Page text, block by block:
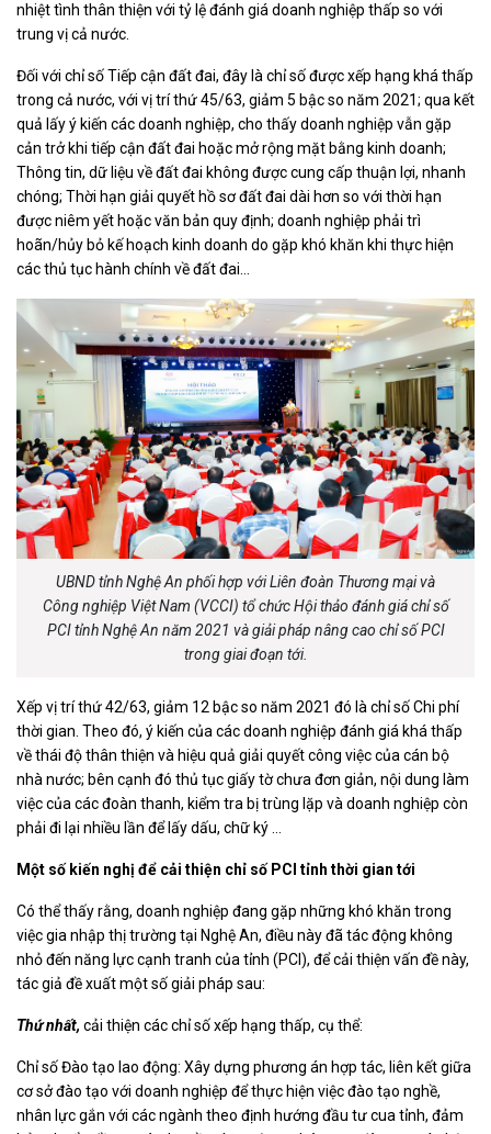
nhiệt tình thân thiện với tỷ lệ đánh giá doanh nghiệp thấp so với
trung vị cả nước.
Đối với chỉ số Tiếp cận đất đai, đây là chỉ số được xếp hạng khá thấp
trong cả nước, với vị trí thứ 45/63, giảm 5 bậc so năm 2021; qua kết
quả lấy ý kiến các doanh nghiệp, cho thấy doanh nghiệp vẫn gặp
cản trở khi tiếp cận đất đai hoặc mở rộng mặt bằng kinh doanh;
Thông tin, dữ liệu về đất đai không được cung cấp thuận lợi, nhanh
chóng; Thời hạn giải quyết hồ sơ đất đai dài hơn so với thời hạn
được niêm yết hoặc văn bản quy định; doanh nghiệp phải trì
hoãn/hủy bỏ kế hoạch kinh doanh do gặp khó khăn khi thực hiện
các thủ tục hành chính về đất đai…
UBND tỉnh Nghệ An phối hợp với Liên đoàn Thương mại và
Công nghiệp Việt Nam (VCCI) tổ chức Hội thảo đánh giá chỉ số
PCI tỉnh Nghệ An năm 2021 và giải pháp nâng cao chỉ số PCI
trong giai đoạn tới.
Xếp vị trí thứ 42/63, giảm 12 bậc so năm 2021 đó là chỉ số Chi phí
thời gian. Theo đó, ý kiến của các doanh nghiệp đánh giá khá thấp
về thái độ thân thiện và hiệu quả giải quyết công việc của cán bộ
nhà nước; bên cạnh đó thủ tục giấy tờ chưa đơn giản, nội dung làm
việc của các đoàn thanh, kiểm tra bị trùng lặp và doanh nghiệp còn
phải đi lại nhiều lần để lấy dấu, chữ ký …
Một số kiến nghị để cải thiện chỉ số PCI tỉnh thời gian tới
Có thể thấy rằng, doanh nghiệp đang gặp những khó khăn trong
việc gia nhập thị trường tại Nghệ An, điều này đã tác động không
nhỏ đến năng lực cạnh tranh của tỉnh (PCI), để cải thiện vấn đề này,
tác giả đề xuất một số giải pháp sau:
Thứ nhất, cải thiện các chỉ số xếp hạng thấp, cụ thể:
Chỉ số Đào tạo lao động: Xây dựng phương án hợp tác, liên kết giữa
cơ sở đào tạo với doanh nghiệp để thực hiện việc đào tạo nghề,
nhân lực gắn với các ngành theo định hướng đầu tư cua tỉnh, đảm